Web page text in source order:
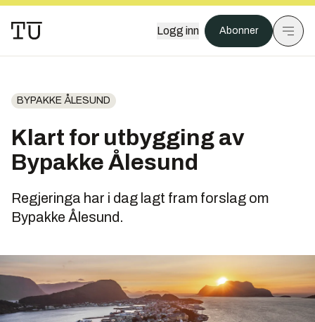
Logg inn Abonner
BYPAKKE ÅLESUND
Klart for utbygging av
Bypakke Ålesund
Regjeringa har i dag lagt fram forslag om
Bypakke Ålesund.